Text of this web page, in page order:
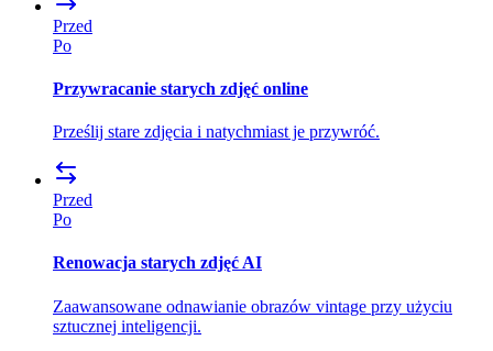
Przed
Po
Przywracanie starych zdjęć online
Prześlij stare zdjęcia i natychmiast je przywróć.
Przed
Po
Renowacja starych zdjęć AI
Zaawansowane odnawianie obrazów vintage przy użyciu
sztucznej inteligencji.